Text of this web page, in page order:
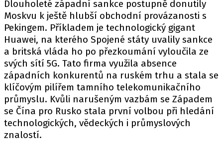
Dlouholeté západní sankce postupně donutily
Moskvu k ještě hlubší obchodní provázanosti s
Pekingem. Příkladem je technologický gigant
Huawei, na kterého Spojené státy uvalily sankce
a britská vláda ho po přezkoumání vyloučila ze
svých sítí 5G. Tato firma využila absence
západních konkurentů na ruském trhu a stala se
klíčovým pilířem tamního telekomunikačního
průmyslu. Kvůli narušeným vazbám se Západem
se Čína pro Rusko stala první volbou při hledání
technologických, vědeckých i průmyslových
znalostí.